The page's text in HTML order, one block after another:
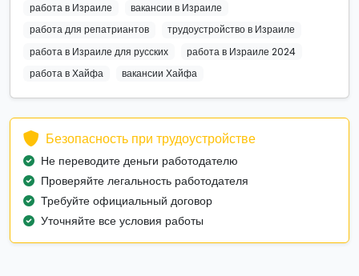
работа в Израиле
вакансии в Израиле
работа для репатриантов
трудоустройство в Израиле
работа в Израиле для русских
работа в Израиле 2024
работа в Хайфа
вакансии Хайфа
Безопасность при трудоустройстве
Не переводите деньги работодателю
Проверяйте легальность работодателя
Требуйте официальный договор
Уточняйте все условия работы